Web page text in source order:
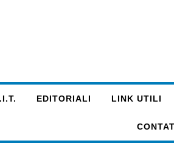
EDITORIALI LINK UTILI